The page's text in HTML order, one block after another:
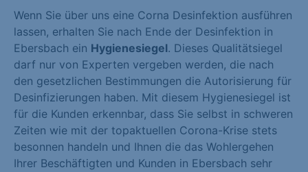
Wenn Sie über uns eine Corna Desinfektion ausführen
lassen, erhalten Sie nach Ende der Desinfektion in
Ebersbach ein Hygienesiegel. Dieses Qualitätsiegel
darf nur von Experten vergeben werden, die nach
den gesetzlichen Bestimmungen die Autorisierung für
Desinfizierungen haben. Mit diesem Hygienesiegel ist
für die Kunden erkennbar, dass Sie selbst in schweren
Zeiten wie mit der topaktuellen Corona-Krise stets
besonnen handeln und Ihnen die das Wohlergehen
Ihrer Beschäftigten und Kunden in Ebersbach sehr